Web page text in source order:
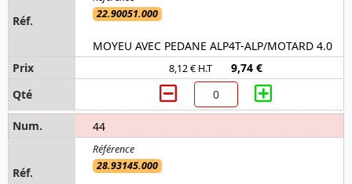
22.90051.000
MOYEU AVEC PEDANE ALP4T-ALP/MOTARD 4.0
8,12 € H.T 9,74 €
44
28.93145.000